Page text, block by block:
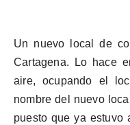
Un nuevo local de
Cartagena. Lo hace
aire, ocupando el
nombre del nuevo
puesto que ya estuvo